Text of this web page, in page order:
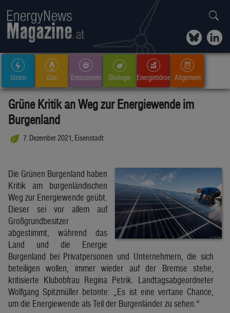
Strom Gas Emissionen Ökologie Energiebörse Allgemein
Grüne Kritik an Weg zur Energiewende im
Burgenland
7. Dezember 2021, Eisenstadt
Die Grünen Burgenland haben
Kritik am burgenländischen
Weg zur Energiewende geübt.
Dieser sei vor allem auf
Großgrundbesitzer
abgestimmt, während das
Land und die Energie
Burgenland bei Privatpersonen und Unternehmern, die sich
beteiligen wollen, immer wieder auf der Bremse stehe,
kritisierte Klubobfrau Regina Petrik. Landtagsabgeordneter
Wolfgang Spitzmüller betonte: „Es ist eine vertane Chance,
um die Energiewende als Teil der Burgenländer zu sehen.“